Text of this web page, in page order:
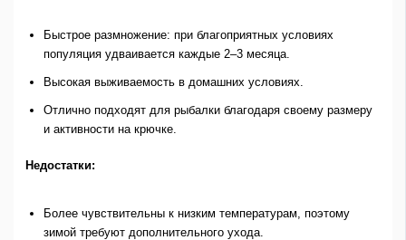
Быстрое размножение: при благоприятных условиях
популяция удваивается каждые 2–3 месяца.
Высокая выживаемость в домашних условиях.
Отлично подходят для рыбалки благодаря своему размеру
и активности на крючке.
Недостатки:
Более чувствительны к низким температурам, поэтому
зимой требуют дополнительного ухода.